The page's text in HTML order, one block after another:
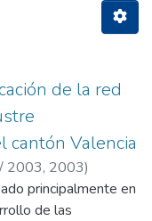
de la red
cantón Valencia
2003, 2003)
;Bedón, Pedro
principalmente en
de las